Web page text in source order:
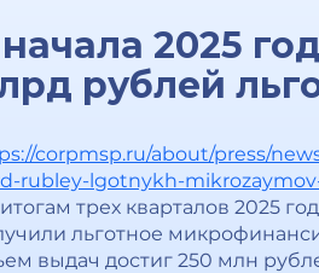
2025
рублей
corpmsp.ru/about/press/
rubley-lgotnykh-
трех кварталов 2025
льготное
выдач достиг 250 млн